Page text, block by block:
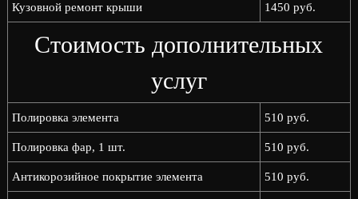
Кузовной ремонт крыши 1450 руб.
Стоимость дополнительных
услуг
Полировка элемента 510 руб.
Полировка фар, 1 шт. 510 руб.
Антикорозийное покрытие элемента 510 руб.